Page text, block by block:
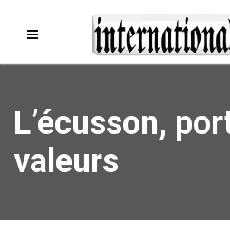
L’écusson,
valeurs